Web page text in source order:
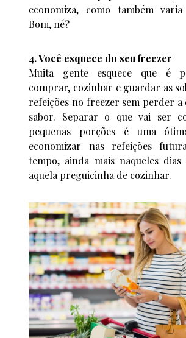
economiza, como também
Bom, né?
4. Você esquece do seu freezer
Muita gente esquece que é
comprar, cozinhar e guardar as
refeições no freezer sem perder a
sabor. Separar o que vai ser
pequenas porções é uma
economizar nas refeições
tempo, ainda mais naqueles
aquela preguicinha de cozinhar.